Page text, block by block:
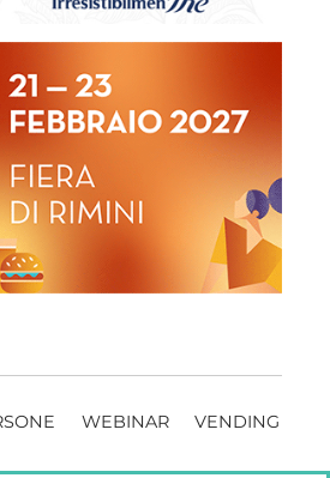
WEBINAR VENDING